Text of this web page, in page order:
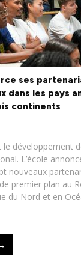
ses
dans les pays
continents
le développement
L’école
nouveaux
premier plan au
du Nord et en